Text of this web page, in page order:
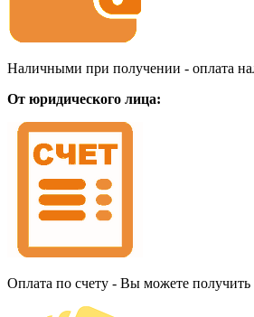
Наличными при получении - оплата
От юридического лица:
Оплата по счету - Вы можете